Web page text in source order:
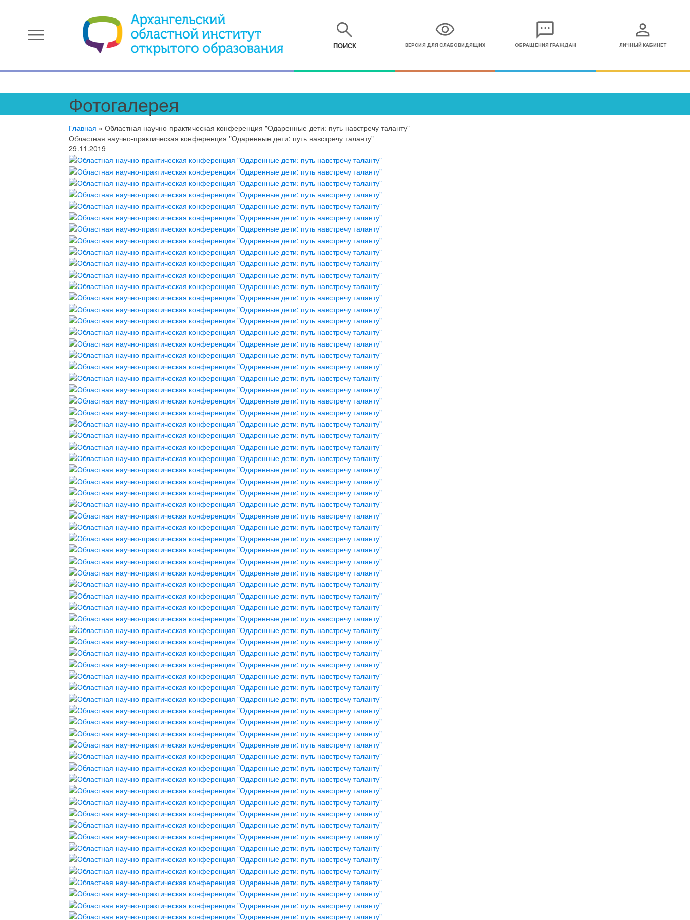
menu search visibility
ВЕРСИЯ ДЛЯ СЛАБОВИДЯЩИХ
sms
ОБРАЩЕНИЯ ГРАЖДАН
person
ЛИЧНЫЙ КАБИНЕТ
Фотогалерея
Главная »Областная научно-практическая конференция "Одаренные дети: путь навстречу таланту"
Областная научно-практическая конференция "Одаренные дети: путь навстречу таланту"
29.11.2019